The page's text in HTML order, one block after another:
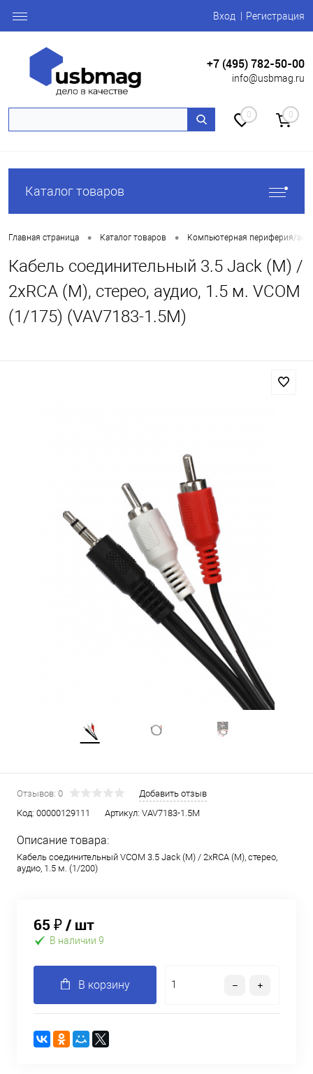
Вход Регистрация
+7 (495) 782-50-00
info@usbmag.ru
0 0
Каталог товаров
Главная страница • Каталог товаров • Компьютерная периферия/
Кабель соединительный 3.5 Jack (M) /
2xRCA (M), стерео, аудио, 1.5 м. VCOM
(1/175) (VAV7183-1.5M)
Отзывов: 0
Добавить отзыв
Код: 00000129111 Артикул: VAV7183-1.5M
Описание товара:
Кабель соединительный VCOM 3.5 Jack (M) / 2xRCA (M), стерео,
аудио, 1.5 м. (1/200)
65 ₽/ шт
В наличии 9
В корзину